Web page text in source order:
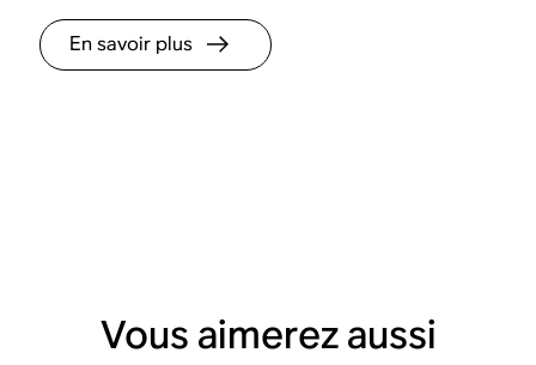
En savoir plus
Vous aimerez aussi